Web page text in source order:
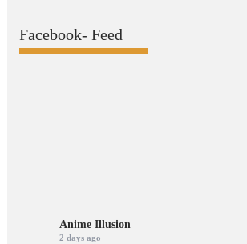
Facebook- Feed
Anime Illusion
2 days ago